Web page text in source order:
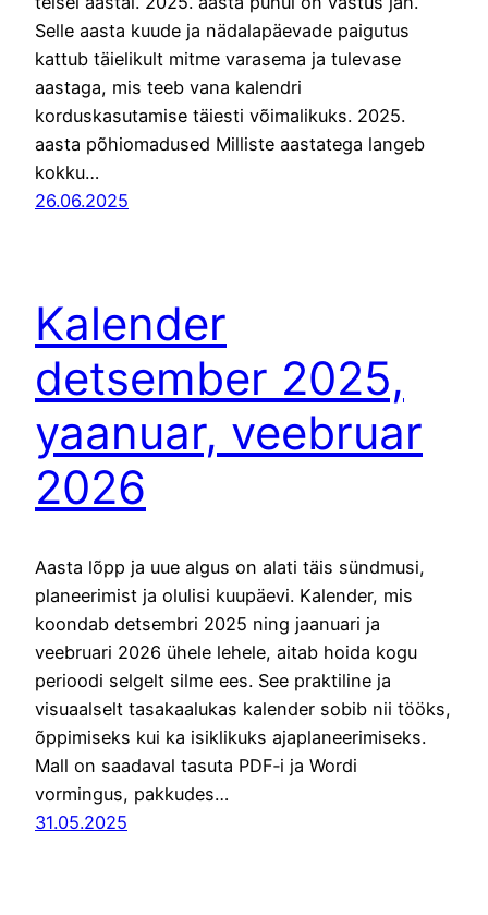
Selle aasta kuude ja nädalapäevade paigutus
kattub täielikult mitme varasema ja tulevase
aastaga, mis teeb vana kalendri
korduskasutamise täiesti võimalikuks. 2025.
aasta põhiomadused Milliste aastatega langeb
kokku…
26.06.2025
Kalender
detsember 2025,
yaanuar, veebruar
2026
Aasta lõpp ja uue algus on alati täis sündmusi,
planeerimist ja olulisi kuupäevi. Kalender, mis
koondab detsembri 2025 ning jaanuari ja
veebruari 2026 ühele lehele, aitab hoida kogu
perioodi selgelt silme ees. See praktiline ja
visuaalselt tasakaalukas kalender sobib nii tööks,
õppimiseks kui ka isiklikuks ajaplaneerimiseks.
Mall on saadaval tasuta PDF‑i ja Wordi
vormingus, pakkudes…
31.05.2025